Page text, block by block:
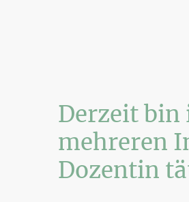
Derzeit bin
mehreren
Dozentin